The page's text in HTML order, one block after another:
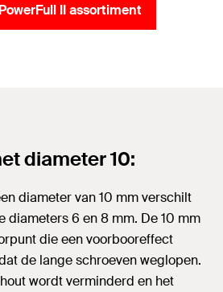
II assortiment
diameter 10:
diameter van 10 mm verschilt
diameters 6 en 8 mm. De 10 mm
die een voorbooreffect
de lange schroeven weglopen.
wordt verminderd en het